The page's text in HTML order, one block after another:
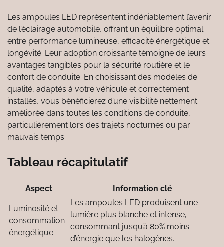
Les ampoules LED représentent indéniablement l’avenir
de l’éclairage automobile, offrant un équilibre optimal
entre performance lumineuse, efficacité énergétique et
longévité. Leur adoption croissante témoigne de leurs
avantages tangibles pour la sécurité routière et le
confort de conduite. En choisissant des modèles de
qualité, adaptés à votre véhicule et correctement
installés, vous bénéficierez d’une visibilité nettement
améliorée dans toutes les conditions de conduite,
particulièrement lors des trajets nocturnes ou par
mauvais temps.
Tableau récapitulatif
Aspect Information clé
Luminosité et
consommation
énergétique
Les ampoules LED produisent une
lumière plus blanche et intense,
consommant jusqu’à 80% moins
d’énergie que les halogènes.